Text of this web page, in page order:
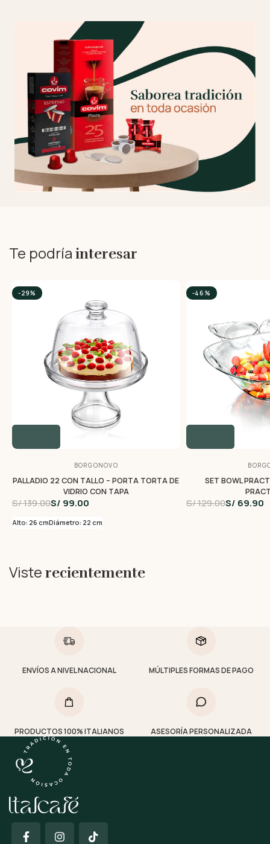
Te podría interesar
-29%
BORGONOVO
PALLADIO 22 CON TALLO – PORTA TORTA DE
VIDRIO CON TAPA
S/ 139.00S/ 99.00
Alto: 26 cmDiámetro: 22 cm
-46%
SET BOWL
S/ 129.00S/ 69.90
Viste recientemente
ENVÍOS A NIVEL NACIONAL MÚLTIPLES FORMAS DE PAGO
PRODUCTOS 100% ITALIANOS ASESORÍA PERSONALIZADA